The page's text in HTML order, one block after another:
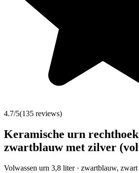
4.7/5(135 reviews)
Keramische urn
zwartblauw met zilver
Volwassen urn 3,8 liter · zwartblauw,